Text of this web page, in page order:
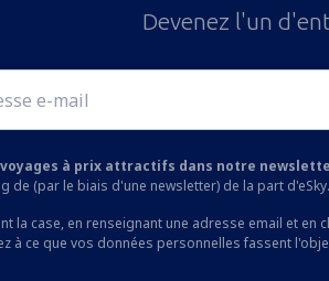
Devenez l'un
voyages à prix attractifs dans notre
de (par le biais d'une newsletter) de la part
la case, en renseignant une adresse email et
à ce que vos données personnelles fassent